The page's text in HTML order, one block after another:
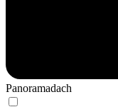
Panoramadach